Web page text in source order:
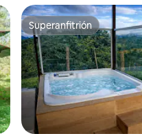
Superanfitrión
Superanfitrión